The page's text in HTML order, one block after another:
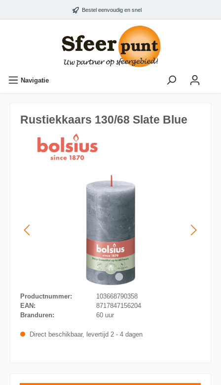
Bestel eenvoudig en snel
Navigatie
Rustiekkaars 130/68 Slate Blue
Productnummer:
103668790358
EAN:
8717847156204
Branduren:
60 uur
Direct beschikbaar, levertijd 2 - 4 dagen